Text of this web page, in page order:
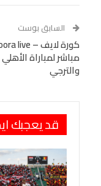
البريد الإلكتروني
Digg
LINE
السابق بوست
مباشر لمباراة الأهلي
والترجي
قد يعجبك